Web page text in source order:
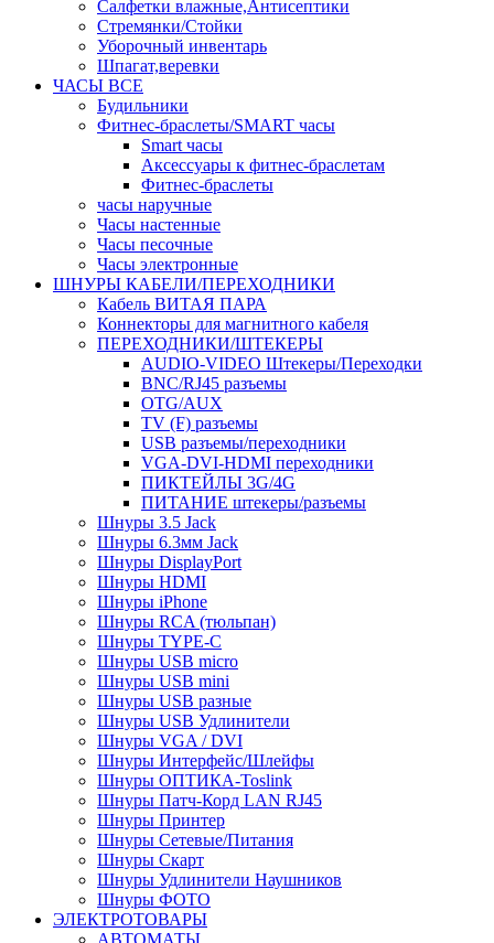
Салфетки влажные,Антисептики
Стремянки/Стойки
Уборочный инвентарь
Шпагат,веревки
ЧАСЫ ВСЕ
Будильники
Фитнес-браслеты/SMART часы
Smart часы
Аксессуары к фитнес-браслетам
Фитнес-браслеты
часы наручные
Часы настенные
Часы песочные
Часы электронные
ШНУРЫ КАБЕЛИ/ПЕРЕХОДНИКИ
Кабель ВИТАЯ ПАРА
Коннекторы для магнитного кабеля
ПЕРЕХОДНИКИ/ШТЕКЕРЫ
AUDIO-VIDEO Штекеры/Переходки
BNC/RJ45 разъемы
OTG/AUX
TV (F) разъемы
USB разъемы/переходники
VGA-DVI-HDMI переходники
ПИКТЕЙЛЫ 3G/4G
ПИТАНИЕ штекеры/разъемы
Шнуры 3.5 Jack
Шнуры 6.3мм Jack
Шнуры DisplayPort
Шнуры HDMI
Шнуры iPhone
Шнуры RCA (тюльпан)
Шнуры TYPE-C
Шнуры USB micro
Шнуры USB mini
Шнуры USB разные
Шнуры USB Удлинители
Шнуры VGA / DVI
Шнуры Интерфейс/Шлейфы
Шнуры ОПТИКА-Toslink
Шнуры Патч-Корд LAN RJ45
Шнуры Принтер
Шнуры Сетевые/Питания
Шнуры Скарт
Шнуры Удлинители Наушников
Шнуры ФОТО
ЭЛЕКТРОТОВАРЫ
АВТОМАТЫ